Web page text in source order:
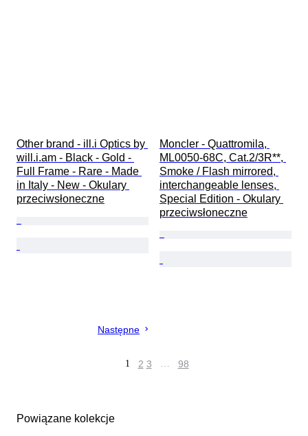
Other brand - ill.i Optics by
will.i.am - Black - Gold -
Full Frame - Rare - Made
in Italy - New - Okulary
przeciwsłoneczne
Moncler - Quattromila,
ML0050-68C, Cat.2/3R**,
Smoke / Flash mirrored,
interchangeable lenses,
Special Edition - Okulary
przeciwsłoneczne
Następne
1 2 3 … 98
Powiązane kolekcje